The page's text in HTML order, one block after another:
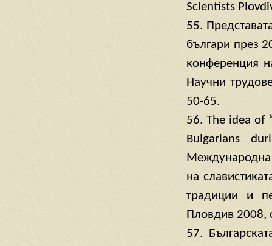
Scientists
55.
българи през
конференция
Научни
50-65.
56. The idea of
Bulgarians
Международна
на
традиции и
Пловдив 2008,
57.